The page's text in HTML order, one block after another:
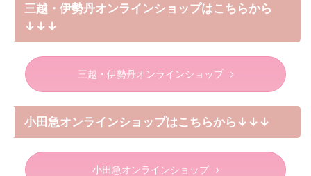
三越・伊勢丹オンラインショップはこちらから
↓↓↓
三越・伊勢丹オンラインショップ
小田急オンラインショップはこちらから↓↓↓
小田急オンラインショップ